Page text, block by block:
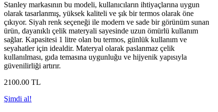
Stanley markasının bu modeli, kullanıcıların ihtiyaçlarına uygun
olarak tasarlanmış, yüksek kaliteli ve şık bir termos olarak öne
çıkıyor. Siyah renk seçeneği ile modern ve sade bir görünüm sunan
ürün, dayanıklı çelik materyali sayesinde uzun ömürlü kullanım
sağlar. Kapasitesi 1 litre olan bu termos, günlük kullanım ve
seyahatler için idealdir. Materyal olarak paslanmaz çelik
kullanılması, gıda temasına uygunluğu ve hijyenik yapısıyla
güvenilirliği artırır.
2100.00 TL
Şimdi al!